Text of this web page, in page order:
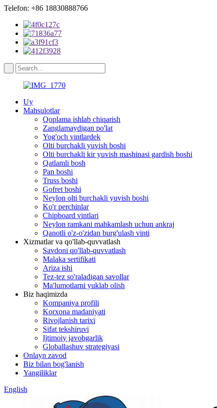
Telefon: +86 18830888766
Uy
Mahsulotlar
Qoplama ishlab chiqarish
Zanglamaydigan po'lat
Yog'och vintlardek
Olti burchakli yuvish boshi
Olti burchakli kir yuvish mashinasi gardish boshi
Qatlamli bosh
Pan boshi
Truss boshi
Gofret boshi
Neylon olti burchakli yuvish boshi
Ko'r perchinlar
Chipboard vintlari
Neylon ramkani mahkamlash uchun ankraj
Qanotli o'z-o'zidan burg'ulash vinti
Xizmatlar va qo'llab-quvvatlash
Savdoni qo'llab-quvvatlash
Malaka sertifikati
Ariza ishi
Tez-tez so'raladigan savollar
Ma'lumotlarni yuklab olish
Biz haqimizda
Kompaniya profili
Korxona madaniyati
Rivojlanish tarixi
Sifat tekshiruvi
Ijtimoiy javobgarlik
Globallashuv strategiyasi
Onlayn zavod
Biz bilan bog'lanish
Yangiliklar
English